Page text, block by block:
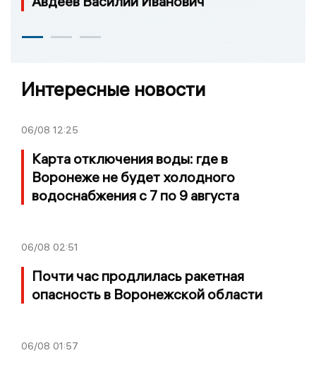
Интересные новости
06/08 12:25
Карта отключения воды: где в
Воронеже не будет холодного
водоснабжения с 7 по 9 августа
06/08 02:51
Почти час продлилась ракетная
опасность в Воронежской области
06/08 01:57